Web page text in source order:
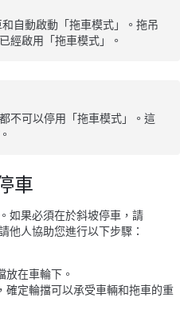
自動啟動「拖車模式」。拖吊
經啟用「拖車模式」。
不可以停用「拖車模式」。這
車
如果必須在於斜坡停車，請
他人協助您進行以下步驟：
放在車輪下。
確定輪擋可以承受車輛和拖車的重